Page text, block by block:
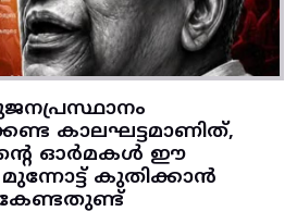
കാലഘട്ടമാണിത്,
ഓർമകൾ ഈ
കുതിക്കാൻ